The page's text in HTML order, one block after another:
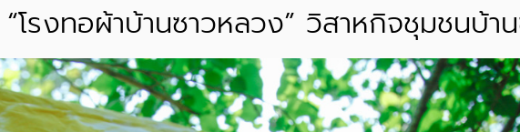
โรงทอผ้าบ้านซาวหลวง” วิสาหกิจชุมชนบ้า